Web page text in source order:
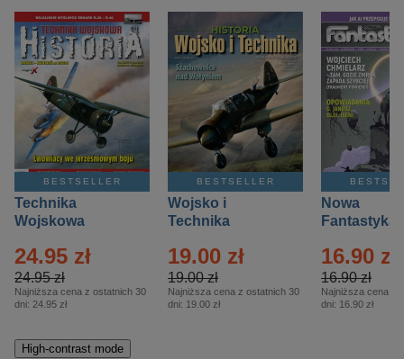
BESTSELLER
Technika
Wojskowa
– 2/2026
24.95 zł
24.95 zł
Najniższa cena z ostatnich 30
dni: 24.95 zł
BESTSELLER
Wojsko i
Technika
Specjalne –
Eprasa – 2/2026
19.00 zł
19.00 zł
Najniższa cena z ostatnich 30
dni: 19.00 zł
Nowa
Fantastyka
16.90 zł
16.90 zł
Najniższa cena z
dni: 16.90 zł
High-contrast mode